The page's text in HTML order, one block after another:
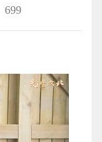
699